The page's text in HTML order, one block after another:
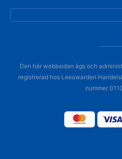
Den här webbsidan ägs och
registrerad hos Leeuwarden
nummer